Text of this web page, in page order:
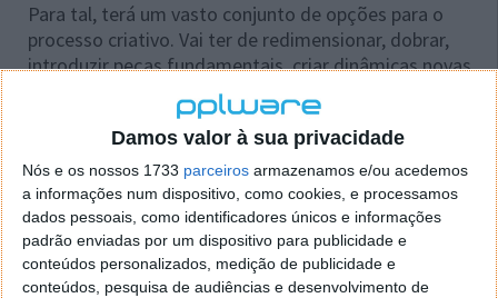
Damos valor à sua privacidade
Nós e os nossos 1733 parceiros armazenamos e/ou acedemos
a informações num dispositivo, como cookies, e processamos
dados pessoais, como identificadores únicos e informações
padrão enviadas por um dispositivo para publicidade e
conteúdos personalizados, medição de publicidade e
conteúdos, pesquisa de audiências e desenvolvimento de
Para tal, terá um vasto conjunto de opções para o
processo criativo. Vai ter de redimensionar, dobrar,
introduzir peças fundamentais, criar dinâmicas novas
e inventar ideias para o navio, criando desde
humildes barcos de pesca até grandes veleiros,
couraçados e outros tipos de embarcações.